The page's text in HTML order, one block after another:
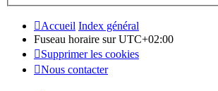
Accueil Index général
Fuseau horaire surUTC+02:00
Supprimer les cookies
Nous contacter